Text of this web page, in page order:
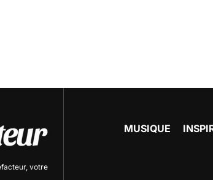
, votre
MUSIQUE